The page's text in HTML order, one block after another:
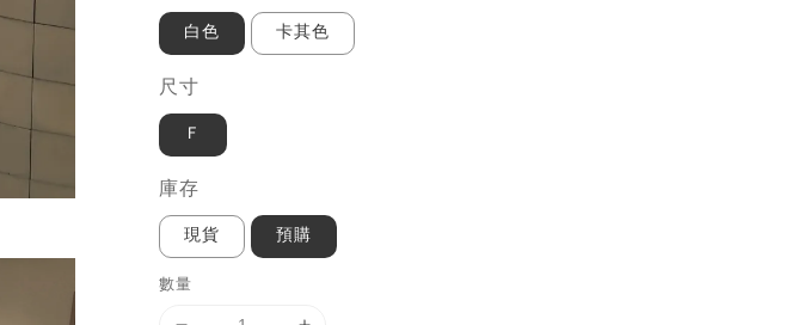
白色 卡其色
尺寸
Ｆ
庫存
現貨 預購
數量